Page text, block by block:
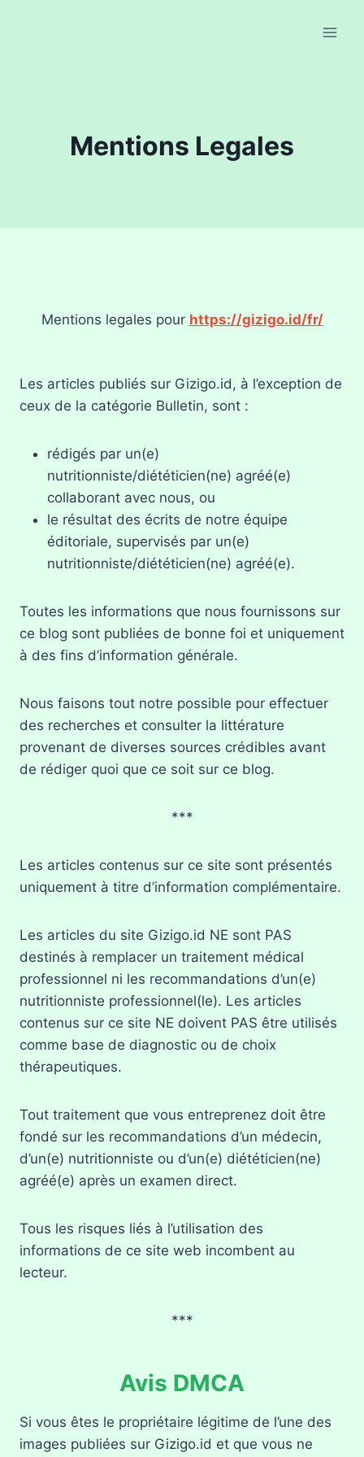
Mentions Legales
Mentions legales pour https://gizigo.id/fr/
Les articles publiés sur Gizigo.id, à l’exception de
ceux de la catégorie Bulletin, sont :
rédigés par un(e)
nutritionniste/diététicien(ne) agréé(e)
collaborant avec nous, ou
le résultat des écrits de notre équipe
éditoriale, supervisés par un(e)
nutritionniste/diététicien(ne) agréé(e).
Toutes les informations que nous fournissons sur
ce blog sont publiées de bonne foi et uniquement
à des fins d’information générale.
Nous faisons tout notre possible pour effectuer
des recherches et consulter la littérature
provenant de diverses sources crédibles avant
de rédiger quoi que ce soit sur ce blog.
***
Les articles contenus sur ce site sont présentés
uniquement à titre d’information complémentaire.
Les articles du site Gizigo.id NE sont PAS
destinés à remplacer un traitement médical
professionnel ni les recommandations d’un(e)
nutritionniste professionnel(le). Les articles
contenus sur ce site NE doivent PAS être utilisés
comme base de diagnostic ou de choix
thérapeutiques.
Tout traitement que vous entreprenez doit être
fondé sur les recommandations d’un médecin,
d’un(e) nutritionniste ou d’un(e) diététicien(ne)
agréé(e) après un examen direct.
Tous les risques liés à l’utilisation des
informations de ce site web incombent au
lecteur.
***
Avis DMCA
Si vous êtes le propriétaire légitime de l’une des
images publiées sur Gizigo.id et que vous ne